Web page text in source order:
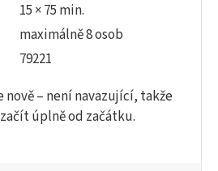
15 × 75 min.
maximálně 8 osob
79221
nově – není navazující, takže
úplně od začátku.